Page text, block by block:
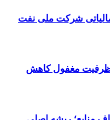
شرکت ملی نفت
ظرفیت مغفول کاهش